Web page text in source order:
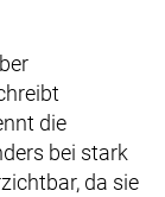
die
bei stark
da sie